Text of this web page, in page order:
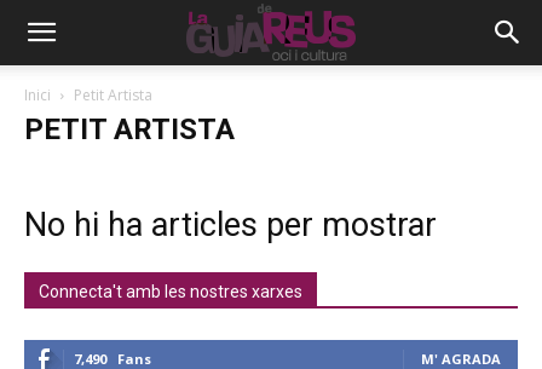
Inici Petit Artista
PETIT ARTISTA
No hi ha articles per mostrar
Connecta't amb les nostres xarxes
7,490 Fans M' AGRADA